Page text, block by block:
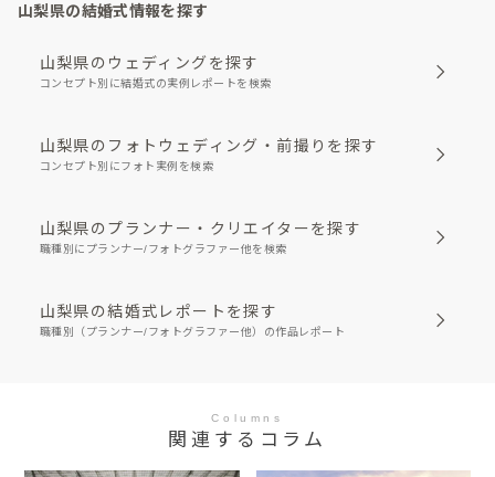
山梨県の結婚式情報を探す
山梨県のウェディングを探す
コンセプト別に結婚式の実例レポートを検索
山梨県のフォトウェディング・前撮りを探す
コンセプト別にフォト実例を検索
山梨県のプランナー・クリエイターを探す
職種別にプランナー/フォトグラファー他を検索
山梨県の結婚式レポートを探す
職種別（プランナー/フォトグラファー他）の作品レポート
Columns
関連するコラム